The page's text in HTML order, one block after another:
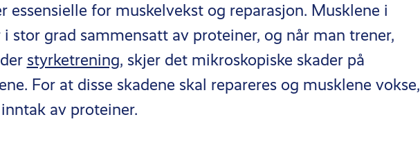
essensielle for muskelvekst og reparasjon. Musklene i
i stor grad sammensatt av proteiner, og når man trener,
styrketrening, skjer det mikroskopiske skader på
For at disse skadene skal repareres og musklene vokse,
av proteiner.